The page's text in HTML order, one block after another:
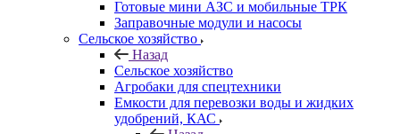
Готовые мини АЗС и мобильные ТРК
Заправочные модули и насосы
Сельское хозяйство
Назад
Сельское хозяйство
Агробаки для спецтехники
Емкости для перевозки воды и жидких
удобрений, КАС